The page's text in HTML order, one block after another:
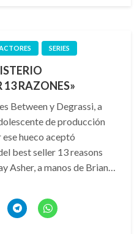
SERIES
13 RAZONES»
Between y Degrassi, a
de producción
hueco aceptó
best seller 13 reasons
Asher, a manos de Brian…